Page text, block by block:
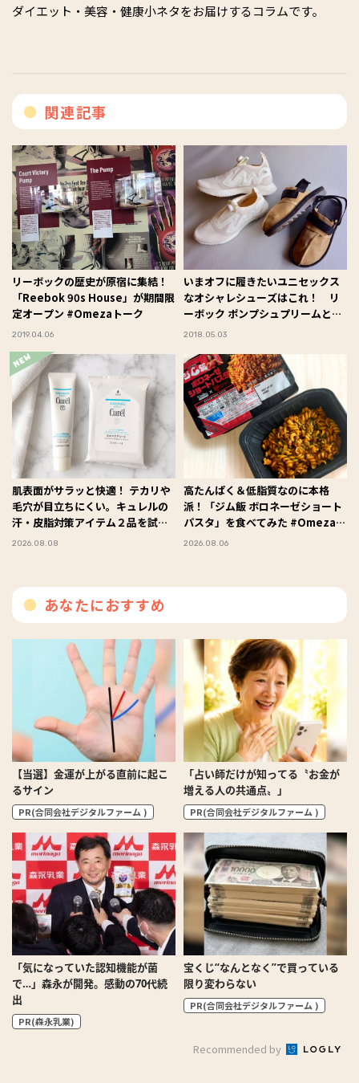
ダイエット・美容・健康小ネタをお届けするコラムです。
関連記事
リーボックの歴史が原宿に集結！
「Reebok 90s House」が期間限
定オープン #Omezaトーク
2019.04.06
いまオフに履きたいユニセックス
なオシャレシューズはこれ！ リ
ーボック ポンプシュプリームとビ
ートニック #Omezaトーク
2018.05.03
肌表面がサラッと快適！ テカリや
毛穴が目立ちにくい。キュレルの
汗・皮脂対策アイテム２品を試し
てみた #Omezaトーク
2026.08.08
高たんぱく＆低脂質なのに本格
派！「ジム飯 ボロネーゼショート
パスタ」を食べてみた #Omezaト
ーク
2026.08.06
あなたにおすすめ
【当選】金運が上がる直前に起こ
るサイン
PR(合同会社デジタルファーム )
「占い師だけが知ってる〝お金が
増える人の共通点〟」
PR(合同会社デジタルファーム )
「気になっていた認知機能が菌
で…」森永が開発。感動の70代続
出
PR(森永乳業)
宝くじ“なんとなく”で買っている
限り変わらない
PR(合同会社デジタルファーム )
Recommended by